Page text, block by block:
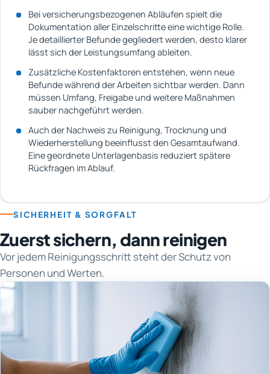
Bei versicherungsbezogenen Abläufen spielt die
Dokumentation aller Einzelschritte eine wichtige Rolle.
Je detaillierter Befunde gegliedert werden, desto klarer
lässt sich der Leistungsumfang ableiten.
Zusätzliche Kostenfaktoren entstehen, wenn neue
Befunde während der Arbeiten sichtbar werden. Dann
müssen Umfang, Freigabe und weitere Maßnahmen
sauber nachgeführt werden.
Auch der Nachweis zu Reinigung, Trocknung und
Wiederherstellung beeinflusst den Gesamtaufwand.
Eine geordnete Unterlagenbasis reduziert spätere
Rückfragen im Ablauf.
SICHERHEIT & SORGFALT
Zuerst sichern, dann reinigen
Vor jedem Reinigungsschritt steht der Schutz von
Personen und Werten.